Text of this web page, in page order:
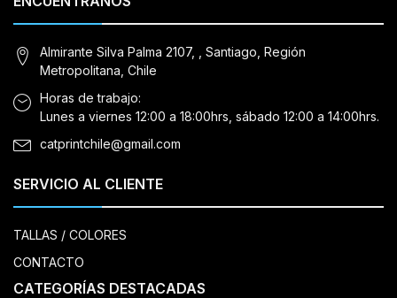
Almirante Silva Palma 2107, , Santiago, Región
Metropolitana, Chile
Horas de trabajo:
Lunes a viernes 12:00 a 18:00hrs, sábado 12:00 a 14:00hrs.
catprintchile@gmail.com
SERVICIO AL CLIENTE
TALLAS / COLORES
CONTACTO
CATEGORÍAS DESTACADAS